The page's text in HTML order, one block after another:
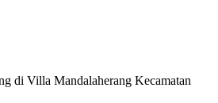
di Villa Mandalaherang Kecamatan